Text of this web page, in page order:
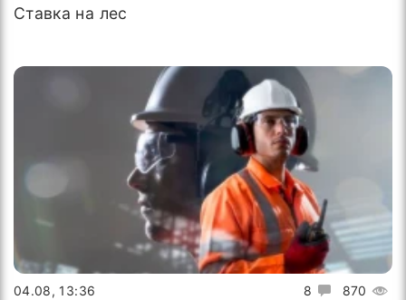
Ставка на лес
8 870
04.08, 13:36